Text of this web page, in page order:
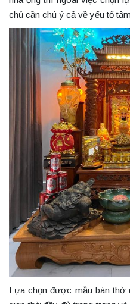
chủ cần chú ý cả về yếu tố
Lựa chọn được mẫu bàn thờ